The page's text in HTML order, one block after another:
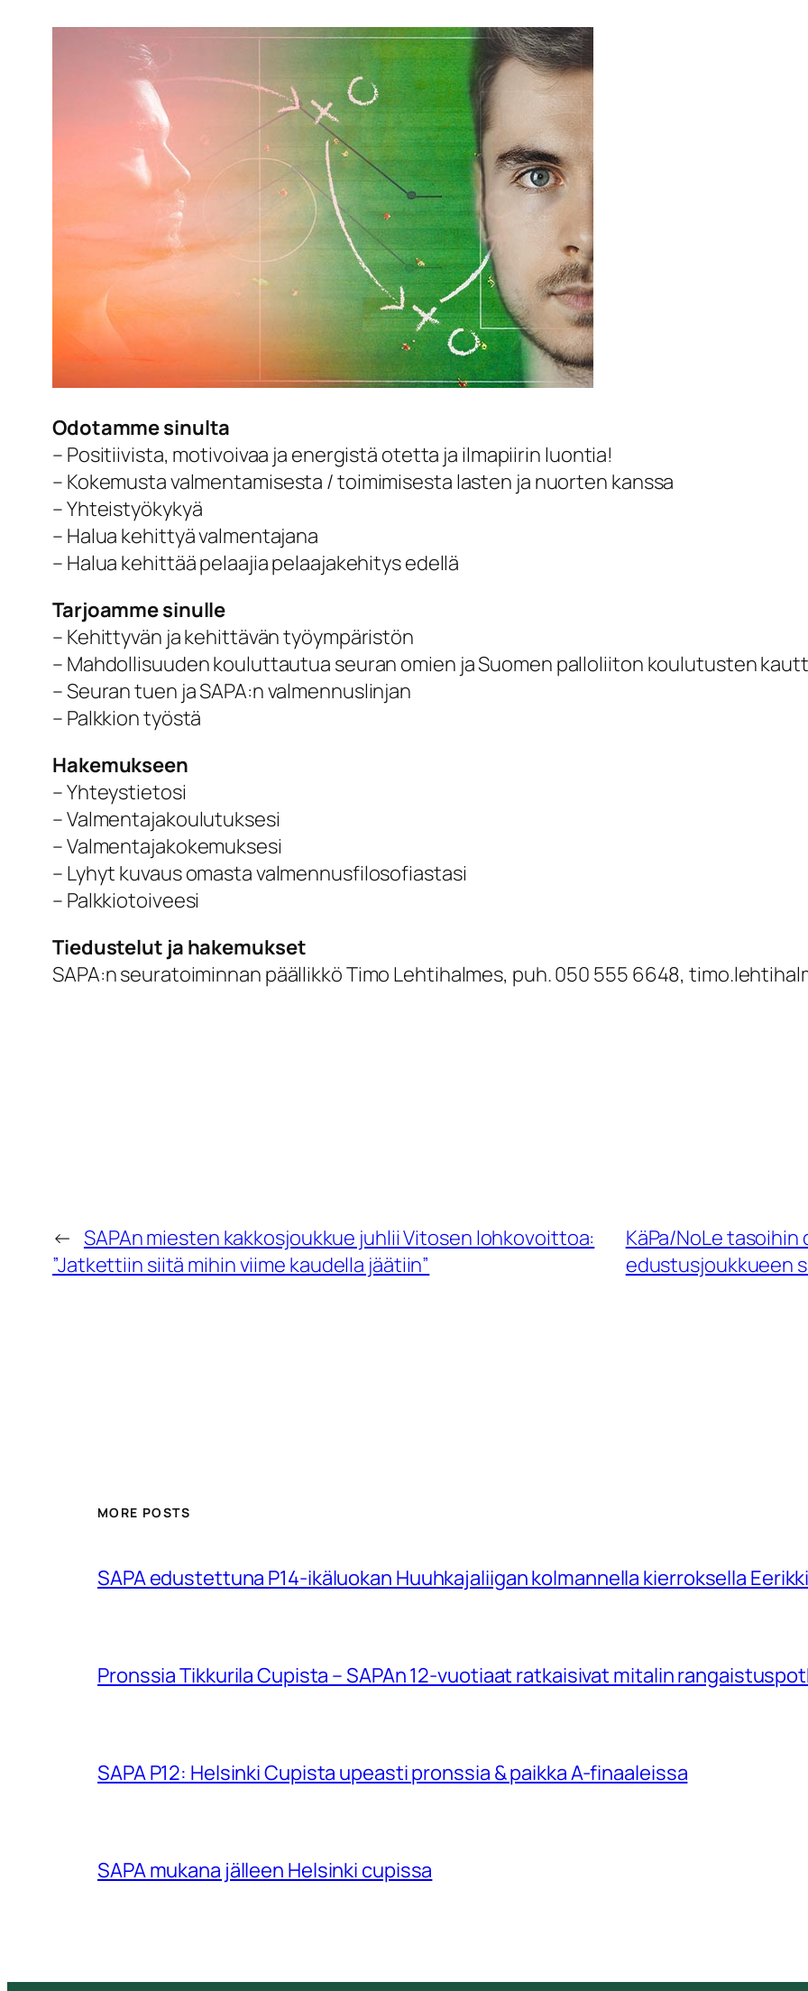
Odotamme sinulta
– Positiivista, motivoivaa ja energistä otetta ja ilmapiirin luontia!
– Kokemusta valmentamisesta / toimimisesta lasten ja nuorten kanssa
– Yhteistyökykyä
– Halua kehittyä valmentajana
– Halua kehittää pelaajia pelaajakehitys edellä
Tarjoamme sinulle
– Kehittyvän ja kehittävän työympäristön
– Mahdollisuuden kouluttautua seuran omien ja Suomen palloliiton koulutusten
– Seuran tuen ja SAPA:n valmennuslinjan
– Palkkion työstä
Hakemukseen
– Yhteystietosi
– Valmentajakoulutuksesi
– Valmentajakokemuksesi
– Lyhyt kuvaus omasta valmennusfilosofiastasi
– Palkkiotoiveesi
Tiedustelut ja hakemukset
SAPA:n seuratoiminnan päällikkö Timo Lehtihalmes, puh. 050 555 6648,
← SAPAn miesten kakkosjoukkue juhlii Vitosen lohkovoittoa:
”Jatkettiin siitä mihin viime kaudella jäätiin”
KäPa/NoLe
edustusjoukkueen
MORE POSTS
SAPA edustettuna P14-ikäluokan Huuhkajaliigan kolmannella kierroksella
Pronssia Tikkurila Cupista – SAPAn 12-vuotiaat ratkaisivat mitalin
SAPA P12: Helsinki Cupista upeasti pronssia & paikka A-finaaleissa
SAPA mukana jälleen Helsinki cupissa